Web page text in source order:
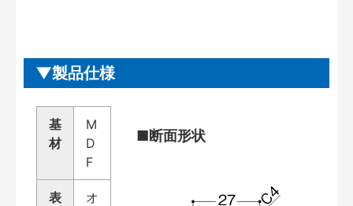
製品仕様
基
材
M
D
F
表
オ
■断面形状